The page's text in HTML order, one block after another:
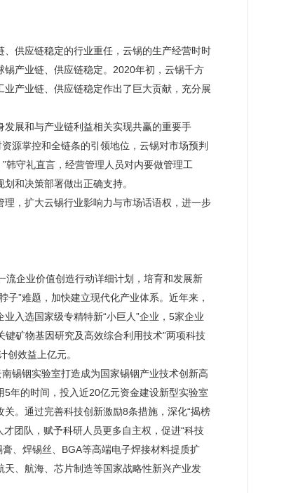
供应链稳定的行业重任，云锡的生产经营时时
产业链、供应链稳定。2020年初，云锡千方
产业链、供应链稳定作出了巨大贡献，充分展
展和与产业链利益相关实现共赢的重要手
源掌控和全链条的引领地位，云锡对市场预判
韩守礼直言，经营管理人员对内要做管理工
和决策部署做出正确支持。
，扩大云锡行业影响力与市场话语权，进一步
企业价值创造行动详细计划，培育和发展新
”难题，加快建立现代化产业体系。近年来，
入选国家级专精特新“小巨人”企业，5家企业
矿物基因研究及高效综合利用技术”两项科技
效益上亿元。
锡铟实验室打造成为国家锡铟产业技术创新高
年的时间，投入近20亿元资金建设新型实验室
。通过完善科技创新激励8条措施，深化“揭榜
团队，赋予科研人员更多自主权，促进“科技
、焊锡丝、BGA等高端电子焊接材料提质扩
、航海、芯片制造等国家战略性新兴产业发